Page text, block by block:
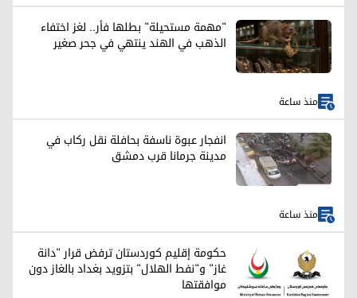
"مهمة مستحيلة" بطلها فأر.. لغز اختفاء
الذهب في الهند ينتهي في جحر صغير
منذ ساعة
انفجار عبوة ناسفة بحافلة نقل ركاب في
مدينة جرمانا قرب دمشق
منذ ساعة
حكومة إقليم كوردستان ترفض قرار "دانة
غاز" و"نفط الهلال" بتزويد بغداد بالغاز دون
موافقتها